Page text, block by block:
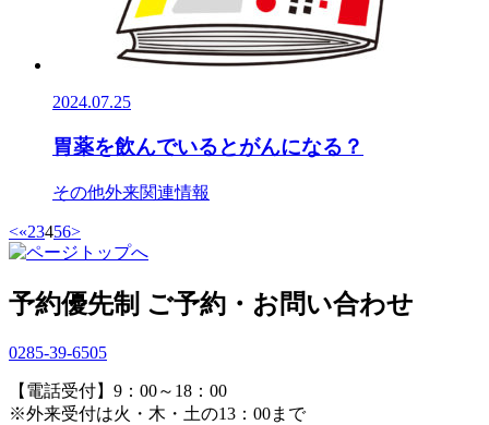
2024.07.25
胃薬を飲んでいるとがんになる？
その他外来関連情報
<«23456>
予約優先制 ご予約・お問い合わせ
0285-39-6505
【電話受付】9：00～18：00
※外来受付は火・木・土の13：00まで